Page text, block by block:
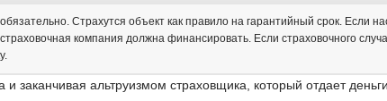
Страхутся объект как правило на гарантийный срок. Если
компания должна финансировать. Если страховочного
заканчивая альтруизмом страховщика, который отдает